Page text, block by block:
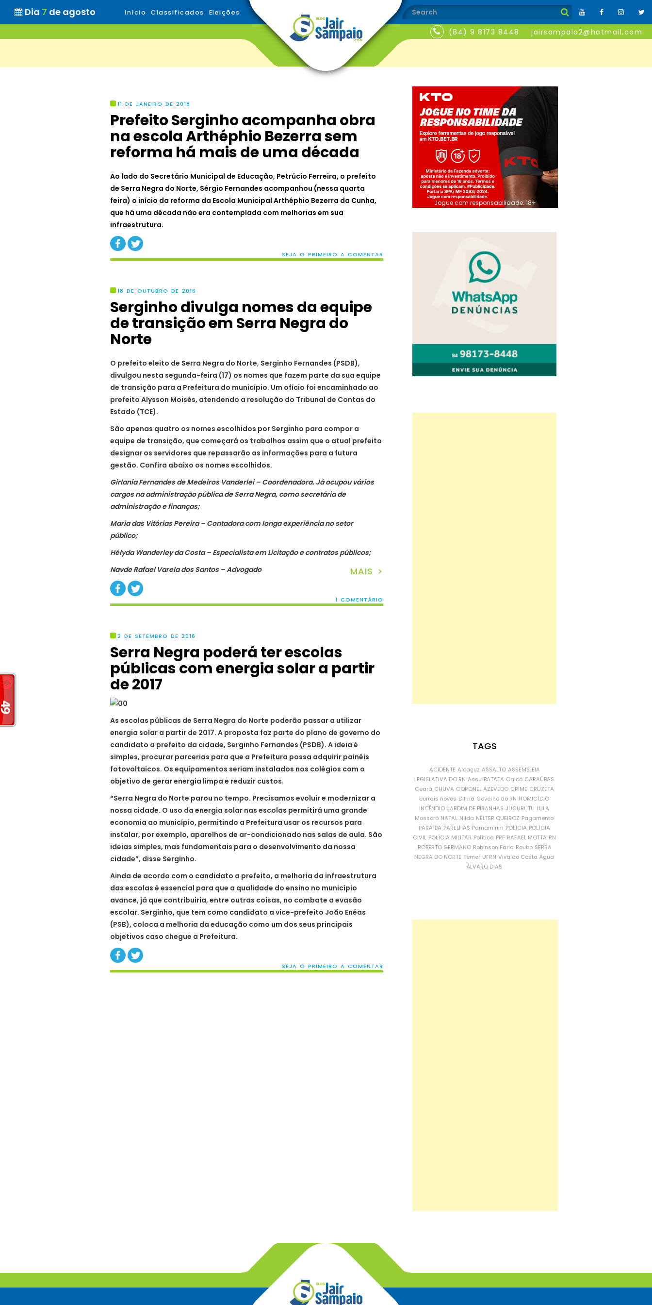
Dia 7 de agosto Início Classificados Eleições
(84) 9 8173 8448 jairsampaio2@hotmail.com
11 DE JANEIRO DE 2018
Prefeito Serginho acompanha obra
na escola Arthéphio Bezerra sem
reforma há mais de uma década
Ao lado do Secretário Municipal de Educação, Petrúcio Ferreira, o prefeito
de Serra Negra do Norte, Sérgio Fernandes acompanhou (nessa quarta
feira) o início da reforma da Escola Municipal Arthéphio Bezerra da Cunha,
que há uma década não era contemplada com melhorias em sua
infraestrutura.
SEJA O PRIMEIRO A COMENTAR
18 DE OUTUBRO DE 2016
Serginho divulga nomes da equipe
de transição em Serra Negra do
Norte
O prefeito eleito de Serra Negra do Norte, Serginho Fernandes (PSDB),
divulgou nesta segunda-feira (17) os nomes que fazem parte da sua equipe
de transição para a Prefeitura do município. Um ofício foi encaminhado ao
prefeito Alysson Moisés, atendendo a resolução do Tribunal de Contas do
Estado (TCE).
São apenas quatro os nomes escolhidos por Serginho para compor a
equipe de transição, que começará os trabalhos assim que o atual prefeito
designar os servidores que repassarão as informações para a futura
gestão. Confira abaixo os nomes escolhidos.
Girlania Fernandes de Medeiros Vanderlei – Coordenadora. Já ocupou vários
cargos na administração pública de Serra Negra, como secretária de
administração e finanças;
Maria das Vitórias Pereira – Contadora com longa experiência no setor
público;
Hélyda Wanderley da Costa – Especialista em Licitação e contratos públicos;
Navde Rafael Varela dos Santos – Advogado
MAIS >
1 COMENTÁRIO
2 DE SETEMBRO DE 2016
Serra Negra poderá ter escolas
públicas com energia solar a partir
de 2017
As escolas públicas de Serra Negra do Norte poderão passar a utilizar
energia solar a partir de 2017. A proposta faz parte do plano de governo do
candidato a prefeito da cidade, Serginho Fernandes (PSDB). A ideia é
simples, procurar parcerias para que a Prefeitura possa adquirir painéis
fotovoltaicos. Os equipamentos seriam instalados nos colégios com o
objetivo de gerar energia limpa e reduzir custos.
“Serra Negra do Norte parou no tempo. Precisamos evoluir e modernizar a
nossa cidade. O uso da energia solar nas escolas permitirá uma grande
economia ao município, permitindo a Prefeitura usar os recursos para
instalar, por exemplo, aparelhos de ar-condicionado nas salas de aula. São
ideias simples, mas fundamentais para o desenvolvimento da nossa
cidade”, disse Serginho.
Ainda de acordo com o candidato a prefeito, a melhoria da infraestrutura
das escolas é essencial para que a qualidade do ensino no município
avance, já que contribuiria, entre outras coisas, no combate a evasão
escolar. Serginho, que tem como candidato a vice-prefeito João Enéas
(PSB), coloca a melhoria da educação como um dos seus principais
objetivos caso chegue a Prefeitura.
SEJA O PRIMEIRO A COMENTAR
Jogue com responsabilidade. 18+
TAGS
ACIDENTE Alcaçuz ASSALTO ASSEMBLEIA
LEGISLATIVA DO RN Assu BATATA Caicó CARAÚBAS
Ceará CHUVA CORONEL AZEVEDO CRIME CRUZETA
currais novos Dilma Governo do RN HOMICÍDIO
INCÊNDIO JARDIM DE PIRANHAS JUCURUTU LULA
Mossoró NATAL Nilda NÉLTER QUEIROZ Pagamento
PARAÍBA PARELHAS Parnamirim POLÍCIA POLÍCIA
CIVIL POLÍCIA MILITAR Política PRF RAFAEL MOTTA RN
ROBERTO GERMANO Robinson Faria Roubo SERRA
NEGRA DO NORTE Temer UFRN Vivaldo Costa Água
ÁLVARO DIAS